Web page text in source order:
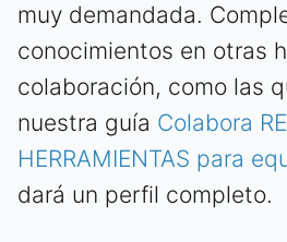
muy demandada.
conocimientos en otras
colaboración, como las
nuestra guía Colabora
HERRAMIENTAS para
dará un perfil completo.